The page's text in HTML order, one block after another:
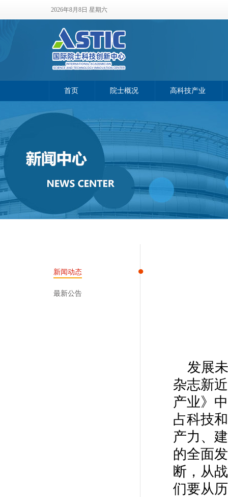
2026年8月8日 星期六
首页 院士概况 高科技产业
新闻动态
最新公告
发展
杂志新
产业》
占科技
产力、
的全面
断，从
们要从